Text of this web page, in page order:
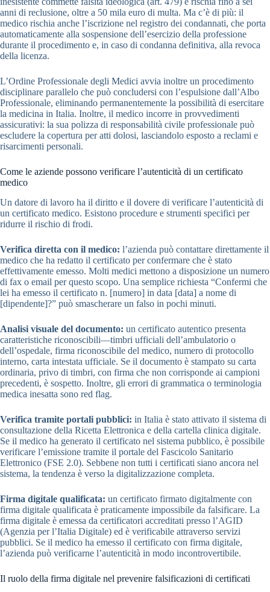
anni di reclusione, oltre a 50 mila euro di multa. Ma c’è di più: il
medico rischia anche l’iscrizione nel registro dei condannati, che porta
automaticamente alla sospensione dell’esercizio della professione
durante il procedimento e, in caso di condanna definitiva, alla revoca
della licenza.
L’Ordine Professionale degli Medici avvia inoltre un procedimento
disciplinare parallelo che può concludersi con l’espulsione dall’Albo
Professionale, eliminando permanentemente la possibilità di esercitare
la medicina in Italia. Inoltre, il medico incorre in provvedimenti
assicurativi: la sua polizza di responsabilità civile professionale può
escludere la copertura per atti dolosi, lasciandolo esposto a reclami e
risarcimenti personali.
Come le aziende possono verificare l’autenticità di un certificato
medico
Un datore di lavoro ha il diritto e il dovere di verificare l’autenticità di
un certificato medico. Esistono procedure e strumenti specifici per
ridurre il rischio di frodi.
Verifica diretta con il medico: l’azienda può contattare direttamente il
medico che ha redatto il certificato per confermare che è stato
effettivamente emesso. Molti medici mettono a disposizione un numero
di fax o email per questo scopo. Una semplice richiesta “Confermi che
lei ha emesso il certificato n. [numero] in data [data] a nome di
[dipendente]?” può smascherare un falso in pochi minuti.
Analisi visuale del documento: un certificato autentico presenta
caratteristiche riconoscibili—timbri ufficiali dell’ambulatorio o
dell’ospedale, firma riconoscibile del medico, numero di protocollo
interno, carta intestata ufficiale. Se il documento è stampato su carta
ordinaria, privo di timbri, con firma che non corrisponde ai campioni
precedenti, è sospetto. Inoltre, gli errori di grammatica o terminologia
medica inesatta sono red flag.
Verifica tramite portali pubblici: in Italia è stato attivato il sistema di
consultazione della Ricetta Elettronica e della cartella clinica digitale.
Se il medico ha generato il certificato nel sistema pubblico, è possibile
verificare l’emissione tramite il portale del Fascicolo Sanitario
Elettronico (FSE 2.0). Sebbene non tutti i certificati siano ancora nel
sistema, la tendenza è verso la digitalizzazione completa.
Firma digitale qualificata: un certificato firmato digitalmente con
firma digitale qualificata è praticamente impossibile da falsificare. La
firma digitale è emessa da certificatori accreditati presso l’AGID
(Agenzia per l’Italia Digitale) ed è verificabile attraverso servizi
pubblici. Se il medico ha emesso il certificato con firma digitale,
l’azienda può verificarne l’autenticità in modo incontrovertibile.
Il ruolo della firma digitale nel prevenire falsificazioni di certificati